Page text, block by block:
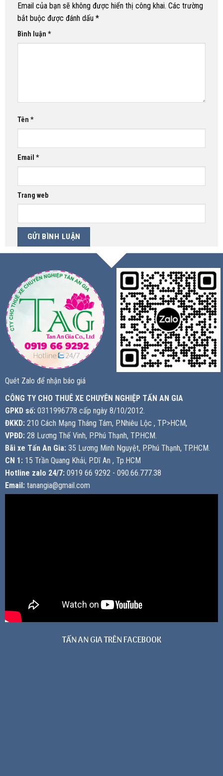
Email của bạn sẽ không được hiển thị công khai. Các trường
bắt buộc được đánh dấu *
Bình luận *
Tên *
Email *
Trang web
Quét Zalo để nhận báo giá
CÔNG TY CHO THUÊ XE CHUYÊN NGHIỆP TẤN AN GIA
GPKD số: 0311996778 cấp ngày 8/10/2012.
ĐKKD: 210 Cách Mạng Tháng Tám, P.Nhiêu Lộc , TP>HCM,
VPĐD: 28 Lương Thế Vinh, P.Phú Thạnh, TP.HCM.
Bãi xe Tấn An Gia: 35 Lương Minh Nguyệt, P.Phú Thạnh, TP.HCM.
CN 1: 15 Trần Quang Khải, P.Dĩ An , Tp.HCM
Hotline zalo 24/7: 0919 66 9292 - 090.66.777.38
Email: tanangia@gmail.com
TẤN AN GIA TRÊN FACEBOOK